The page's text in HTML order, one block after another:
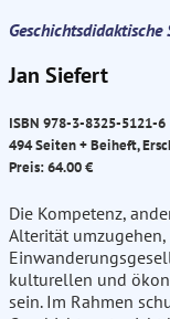
Geschichtsdidaktische
Jan Siefert
ISBN 978-3-8325-5121-6
494 Seiten + Beiheft,
Preis: 64.00 €
Die Kompetenz,
Alterität
kulturellen und
sein. Im Rahmen